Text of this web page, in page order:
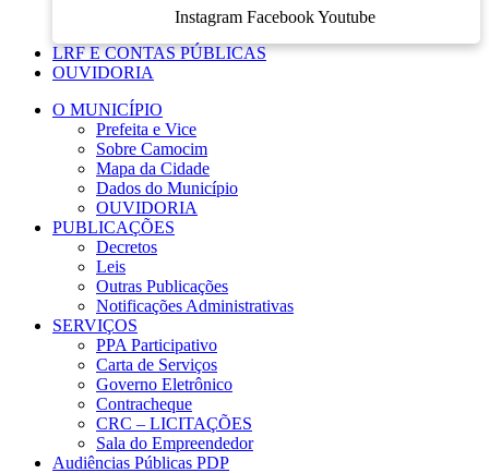
Instagram Facebook Youtube
LRF E CONTAS PÚBLICAS
OUVIDORIA
O MUNICÍPIO
Prefeita e Vice
Sobre Camocim
Mapa da Cidade
Dados do Município
OUVIDORIA
PUBLICAÇÕES
Decretos
Leis
Outras Publicações
Notificações Administrativas
SERVIÇOS
PPA Participativo
Carta de Serviços
Governo Eletrônico
Contracheque
CRC – LICITAÇÕES
Sala do Empreendedor
Audiências Públicas PDP